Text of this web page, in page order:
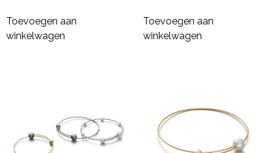
Toevoegen aan
winkelwagen
Toevoegen aan
winkelwagen